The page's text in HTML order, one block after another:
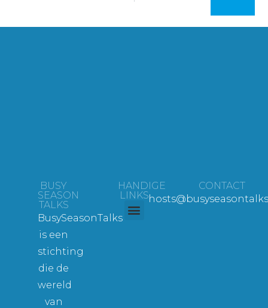
BUSY
SEASON
TALKS
BusySeasonTalks
is een
stichting
die de
wereld
van
HANDIGE
LINKS
CONTACT